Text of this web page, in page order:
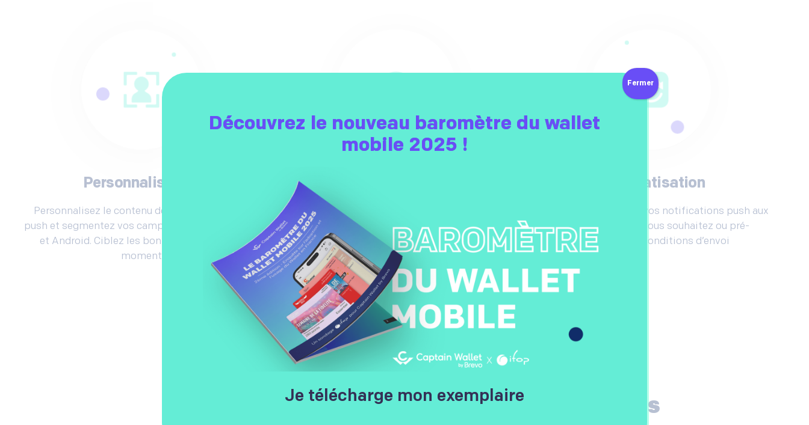
Personnalisation
Personnalisez le contenu de vos notifications
push et segmentez vos campagnes wallet sur iOS
et Android. Ciblez les bonnes personnes au
moment
Attirez les clients et prospects dans le périmètre
de vos points de vente. Boostez votre trafic et
votre taux de transformation en magasin grâce aux
e-wallet
Automatisation
Programmez l’envoi de vos notifications push aux
heures et jours que vous souhaitez ou pré-
définissez des conditions d’envoi
dernières actualités
Découvrez le nouveau baromètre du wallet
mobile 2025 !
Je télécharge mon exemplaire
Fermer